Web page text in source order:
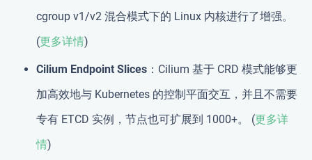
cgroup v1/v2 混合模式下的 Linux 内核进行了增强。
(更多详情)
Cilium Endpoint Slices ：Cilium 基于 CRD 模式能够更
加高效地与 Kubernetes 的控制平面交互，并且不需要
专有 ETCD 实例，节点也可扩展到 1000+。 (更多详
情)